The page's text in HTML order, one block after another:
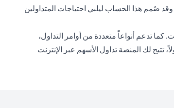
صُمم هذا الحساب ليلبي احتياجات المتداولين
تدعم أنواعاً متعددة من أوامر التداول،
لك المنصة تداول الأسهم عبر الإنترنت